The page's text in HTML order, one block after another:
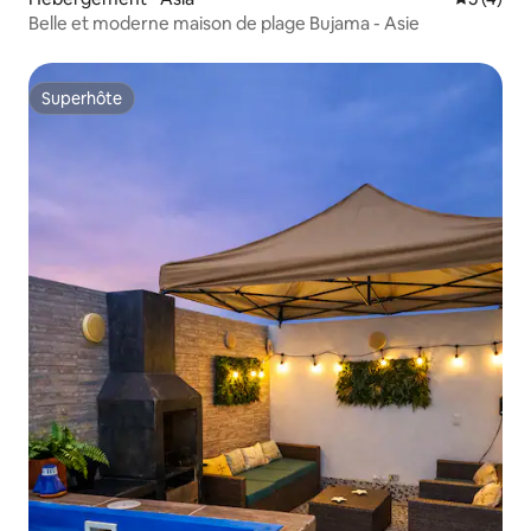
Belle et moderne maison de plage Bujama - Asie
Superhôte
Superhôte